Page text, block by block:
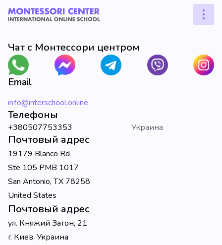
Чат с Монтессори центром
Email
info@interschool.online
Телефоны
+380507753353 Украина
Почтовый адрес
19179 Blanco Rd
Ste 105 PMB 1017
San Antonio, TX 78258
United States
Почтовый адрес
ул. Княжий Затон, 21
г. Киев, Украина